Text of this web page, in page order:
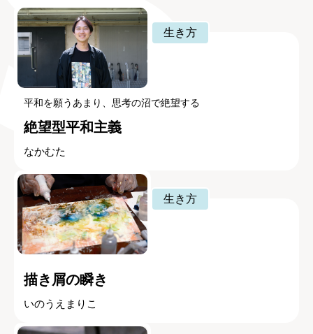
生き方
平和を願うあまり、思考の沼で絶望する
絶望型平和主義
なかむた
生き方
描き屑の瞬き
いのうえまりこ